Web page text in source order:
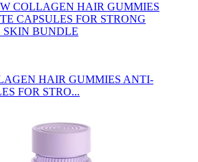
HAIR GUMMIES ANTI-
FOR STRO...